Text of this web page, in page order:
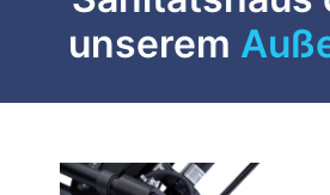
unserem